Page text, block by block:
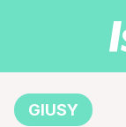
GIUSY